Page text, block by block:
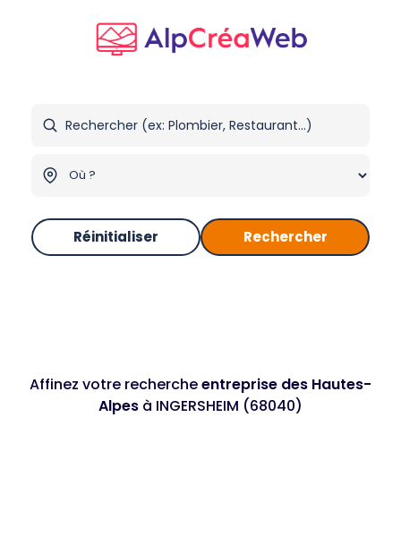
Réinitialiser Rechercher
Affinez votre rechercheentreprise des Hautes-
Alpes à INGERSHEIM (68040)